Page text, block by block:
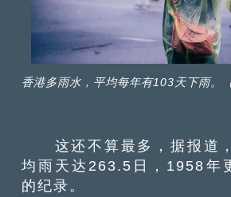
香港多雨水，平均每年有103天下雨。
这还不算最多，据报道
均雨天达263.5日，1958年
的纪录。